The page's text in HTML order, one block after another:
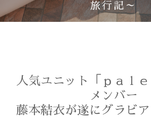
旅行記～
人気ユニット「ｐａｌ
メンバー
藤本結衣が遂にグラビア